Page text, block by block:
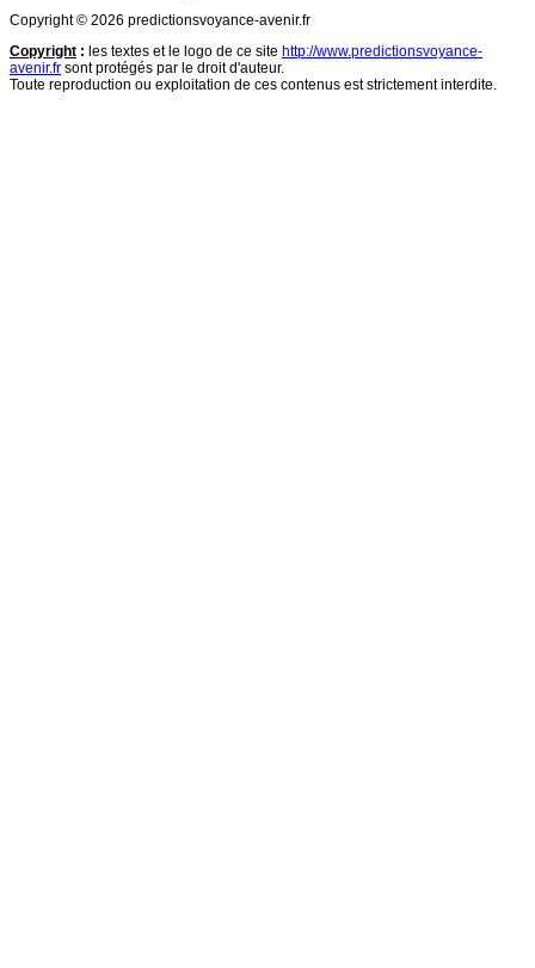
Copyright © 2026 predictionsvoyance-avenir.fr
Copyright : les textes et le logo de ce site http://www.predictionsvoyance-
avenir.fr sont protégés par le droit d'auteur.
Toute reproduction ou exploitation de ces contenus est strictement interdite.